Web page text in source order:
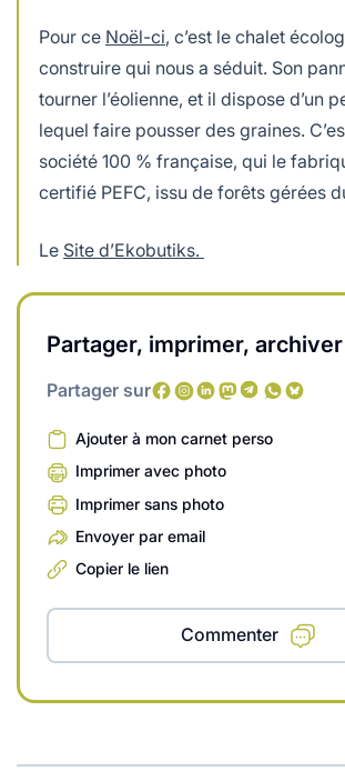
Pour ce Noël-ci, c’est le chalet
construire qui nous a séduit. Son
tourner l’éolienne, et il dispose d’un
lequel faire pousser des graines.
société 100 % française, qui le
certifié PEFC, issu de forêts gérées
Le Site d’Ekobutiks.
Partager, imprimer, archiver
Partager sur
Ajouter à mon carnet perso
Imprimer avec photo
Imprimer sans photo
Envoyer par email
Copier le lien
Commenter